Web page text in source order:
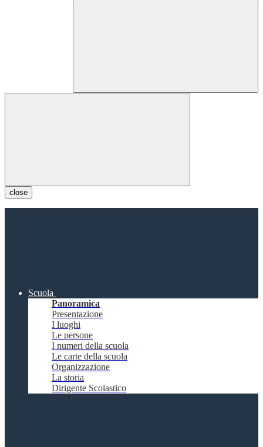
close
Scuola
Panoramica
Presentazione
I luoghi
Le persone
I numeri della scuola
Le carte della scuola
Organizzazione
La storia
Dirigente Scolastico